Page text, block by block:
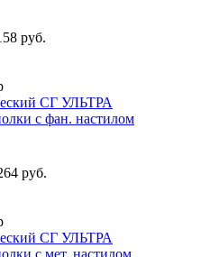
руб.
СГ УЛЬТРА
с фан. настилом
руб.
СГ УЛЬТРА
с мет. настилом